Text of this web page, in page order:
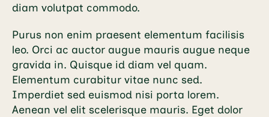
diam volutpat commodo.
Purus non enim praesent elementum facilisis
leo. Orci ac auctor augue mauris augue neque
gravida in. Quisque id diam vel quam.
Elementum curabitur vitae nunc sed.
Imperdiet sed euismod nisi porta lorem.
Aenean vel elit scelerisque mauris. Eget dolor